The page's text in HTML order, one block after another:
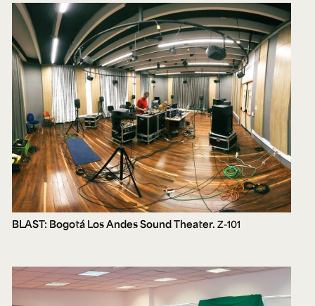
BLAST: Bogotá Los Andes Sound Theater. Z-101